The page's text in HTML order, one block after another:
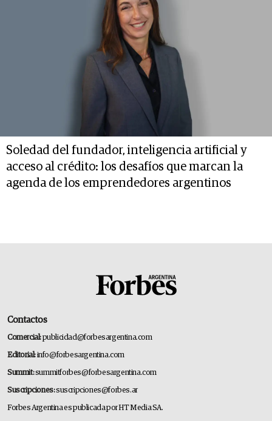
Soledad del fundador, inteligencia artificial y
acceso al crédito: los desafíos que marcan la
agenda de los emprendedores argentinos
Contactos
Comercial:publicidad@forbesargentina.com
Editorial:info@forbesargentina.com
Summit:summitforbes@forbesargentina.com
Suscripciones:suscripciones@forbes.ar
Forbes Argentina es publicada por HT Media SA.